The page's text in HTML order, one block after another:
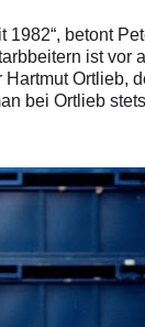
betont
ist vor
Ortlieb,
bei Ortlieb